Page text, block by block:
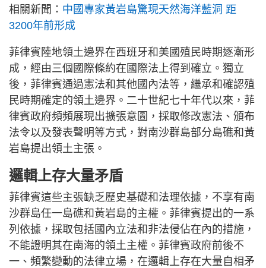
相關新聞： 中國專家黃岩島驚現天然海洋藍洞 距
3200年前形成
菲律賓陸地領土邊界在西班牙和美國殖民時期逐漸形
成，經由三個國際條約在國際法上得到確立。獨立
後，菲律賓通過憲法和其他國內法等，繼承和確認殖
民時期確定的領土邊界。二十世紀七十年代以來，菲
律賓政府頻頻展現出擴張意圖，採取修改憲法、頒布
法令以及發表聲明等方式，對南沙群島部分島礁和黃
岩島提出領土主張。
邏輯上存大量矛盾
菲律賓這些主張缺乏歷史基礎和法理依據，不享有南
沙群島任一島礁和黃岩島的主權。菲律賓提出的一系
列依據，採取包括國內立法和非法侵佔在內的措施，
不能證明其在南海的領土主權。菲律賓政府前後不
一、頻繁變動的法律立場，在邏輯上存在大量自相矛